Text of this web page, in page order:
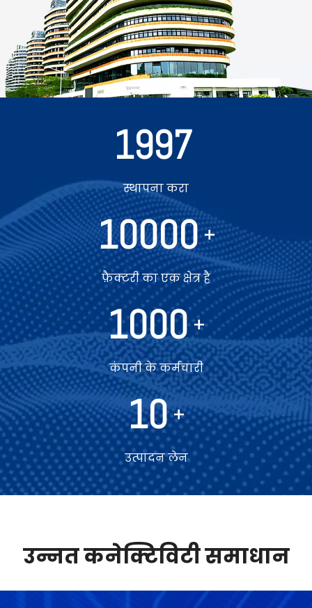
1997
स्थापना करा
10000 +
फ़ैक्टरी का एक क्षेत्र है
1000 +
कंपनी के कर्मचारी
10 +
उत्पादन लेन
उन्नत कनेक्टिविटी समाधान